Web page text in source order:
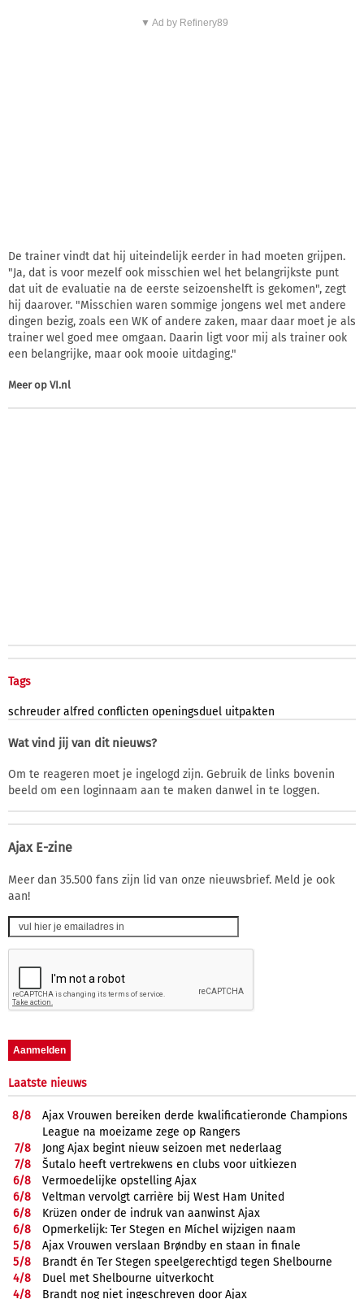
▼ Ad by Refinery89
De trainer vindt dat hij uiteindelijk eerder in had moeten grijpen.
"Ja, dat is voor mezelf ook misschien wel het belangrijkste punt
dat uit de evaluatie na de eerste seizoenshelft is gekomen", zegt
hij daarover. "Misschien waren sommige jongens wel met andere
dingen bezig, zoals een WK of andere zaken, maar daar moet je als
trainer wel goed mee omgaan. Daarin ligt voor mij als trainer ook
een belangrijke, maar ook mooie uitdaging."
Meer op VI.nl
Tags
schreuder alfred conflicten openingsduel uitpakten
Wat vind jij van dit nieuws?
Om te reageren moet je ingelogd zijn. Gebruik de links bovenin
beeld om een loginnaam aan te maken danwel in te loggen.
Ajax E-zine
Meer dan 35.500 fans zijn lid van onze nieuwsbrief. Meld je ook
aan!
Laatste nieuws
8/8
Ajax Vrouwen bereiken derde kwalificatieronde Champions
League na moeizame zege op Rangers
7/8
Jong Ajax begint nieuw seizoen met nederlaag
7/8
Šutalo heeft vertrekwens en clubs voor uitkiezen
6/8
Vermoedelijke opstelling Ajax
6/8
Veltman vervolgt carrière bij West Ham United
6/8
Krüzen onder de indruk van aanwinst Ajax
6/8
Opmerkelijk: Ter Stegen en Míchel wijzigen naam
5/8
Ajax Vrouwen verslaan Brøndby en staan in finale
5/8
Brandt én Ter Stegen speelgerechtigd tegen Shelbourne
4/8
Duel met Shelbourne uitverkocht
4/8
Brandt nog niet ingeschreven door Ajax